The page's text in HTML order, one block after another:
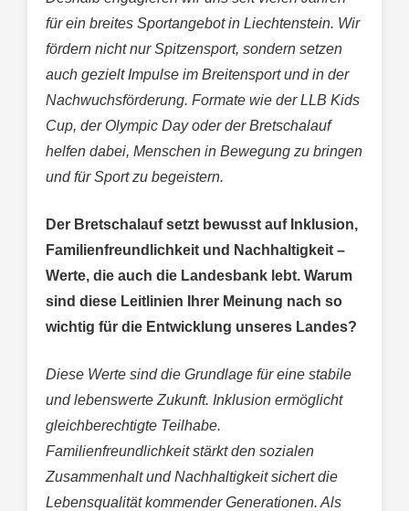
für ein breites Sportangebot in Liechtenstein. Wir
fördern nicht nur Spitzensport, sondern setzen
auch gezielt Impulse im Breitensport und in der
Nachwuchsförderung. Formate wie der LLB Kids
Cup, der Olympic Day oder der Bretschalauf
helfen dabei, Menschen in Bewegung zu bringen
und für Sport zu begeistern.
Der Bretschalauf setzt bewusst auf Inklusion,
Familienfreundlichkeit und Nachhaltigkeit –
Werte, die auch die Landesbank lebt. Warum
sind diese Leitlinien Ihrer Meinung nach so
wichtig für die Entwicklung unseres Landes?
Diese Werte sind die Grundlage für eine stabile
und lebenswerte Zukunft. Inklusion ermöglicht
gleichberechtigte Teilhabe.
Familienfreundlichkeit stärkt den sozialen
Zusammenhalt und Nachhaltigkeit sichert die
Lebensqualität kommender Generationen. Als